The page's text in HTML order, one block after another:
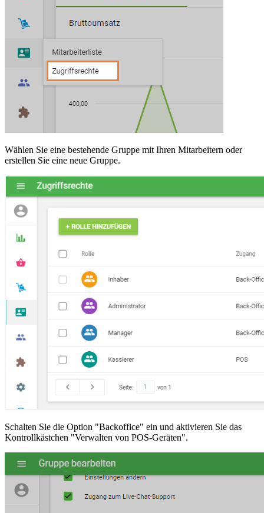
Wählen Sie eine bestehende Gruppe mit Ihren Mitarbeitern oder
erstellen Sie eine neue Gruppe.
Schalten Sie die Option "Backoffice" ein und aktivieren Sie das
Kontrollkästchen "Verwalten von POS-Geräten".